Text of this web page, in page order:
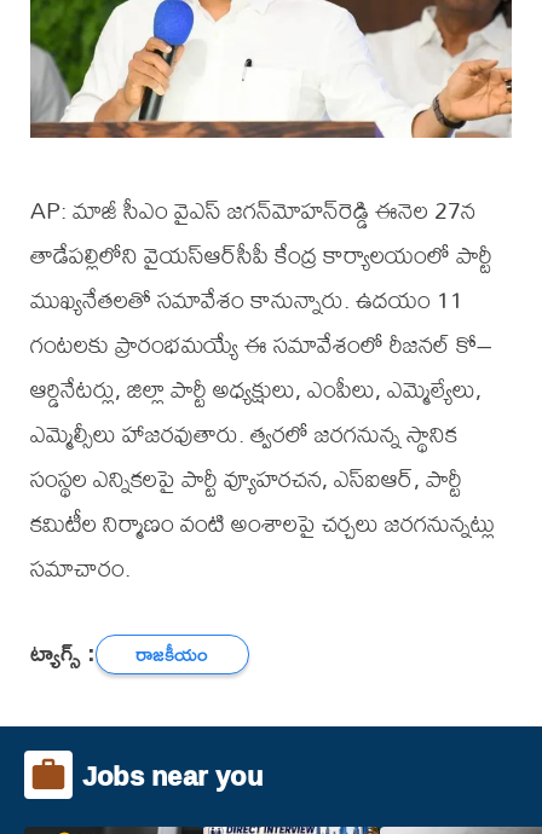
AP: మాజీ సీఎం వైఎస్ జగన్‌మోహన్‌రెడ్డి ఈనెల 27న
తాడేపల్లిలోని వైయ‌స్ఆర్‌సీపీ కేంద్ర కార్యాలయంలో పార్టీ
ముఖ్యనేతలతో సమావేశం కానున్నారు. ఉదయం 11
గంటలకు ప్రారంభమయ్యే ఈ సమావేశంలో రీజనల్‌ కో–
ఆర్డినేటర్లు, జిల్లా పార్టీ అధ్యక్షులు, ఎంపీలు, ఎమ్మెల్యేలు,
ఎమ్మెల్సీలు హాజరవుతారు. త్వరలో జరగనున్న స్థానిక
సంస్థల ఎన్నికలపై పార్టీ వ్యూహరచన, ఎస్‌ఐఆర్, పార్టీ
కమిటీల నిర్మాణం వంటి అంశాలపై చర్చలు జరగనున్నట్లు
సమాచారం.
ట్యాగ్స్ : రాజకీయం
Jobs near you